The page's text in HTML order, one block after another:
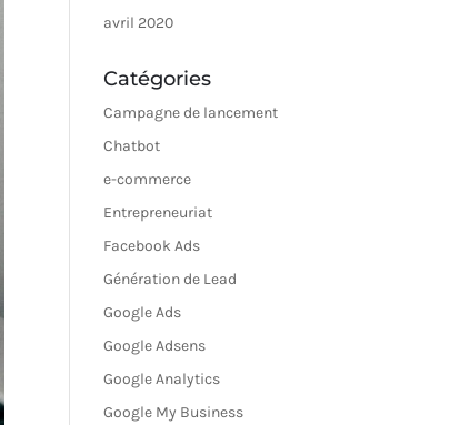
avril 2020
Catégories
Campagne de lancement
Chatbot
e-commerce
Entrepreneuriat
Facebook Ads
Génération de Lead
Google Ads
Google Adsens
Google Analytics
Google My Business